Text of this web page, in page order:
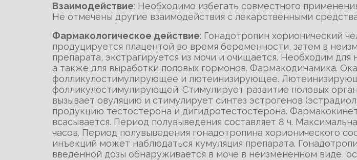
Взаимодействие: Необходимо избегать совместного
Не отмечены другие взаимодействия с лекарственными
Фармакологическое действие: Гонадотропин хорионический
продуцируется плацентой во время беременности, затем в
препарата, экстрагируется из мочи и очищается. Необходим
а также для выработки половых гормонов. Фармакодинамика.
фолликулостимулирующее и лютеинизирующее.
фолликулостимулирующей. Стимулирует развитие половых
вызывает овуляцию и стимулирует синтез эстрогенов
продукцию тестостерона и дигидротестостерона.
всасывается. Период полувыведения составляет 8 ч.
часов. Период полувыведения гонадотропина хорионического
инъекций может наблюдаться кумуляция препарата.
введенной дозы обнаруживается в моче в неизмененном виде,